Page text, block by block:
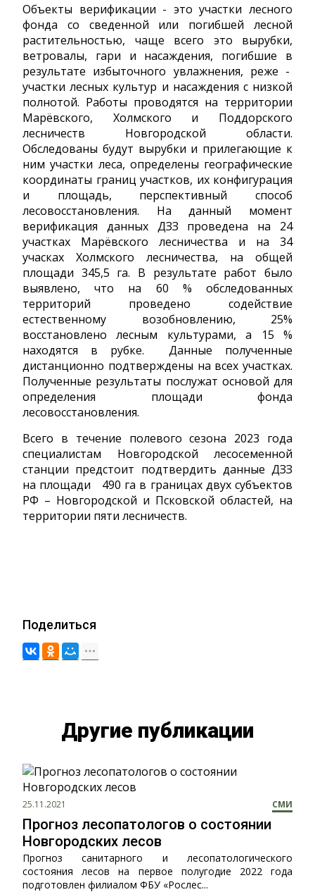
Объекты верификации - это участки лесного
фонда со сведенной или погибшей лесной
растительностью, чаще всего это вырубки,
ветровалы, гари и насаждения, погибшие в
результате избыточного увлажнения, реже -
участки лесных культур и насаждения с низкой
полнотой. Работы проводятся на территории
Марёвского, Холмского и Поддорского
лесничеств Новгородской области.
Обследованы будут вырубки и прилегающие к
ним участки леса, определены географические
координаты границ участков, их конфигурация
и площадь, перспективный способ
лесовосстановления. На данный момент
верификация данных ДЗЗ проведена на 24
участках Марёвского лесничества и на 34
учасках Холмского лесничества, на общей
площади 345,5 га. В результате работ было
выявлено, что на 60 % обследованных
территорий проведено содействие
естественному возобновлению, 25%
восстановлено лесным культурами, а 15 %
находятся в рубке. Данные полученные
дистанционно подтверждены на всех участках.
Полученные результаты послужат основой для
определения площади фонда
лесовосстановления.
Всего в течение полевого сезона 2023 года
специалистам Новгородской лесосеменной
станции предстоит подтвердить данные ДЗЗ
на площади 490 га в границах двух субъектов
РФ – Новгородской и Псковской областей, на
территории пяти лесничеств.
Поделиться
Другие публикации
25.11.2021 СМИ
Прогноз лесопатологов о состоянии
Новгородских лесов
Прогноз санитарного и лесопатологического
состояния лесов на первое полугодие 2022 года
подготовлен филиалом ФБУ «Рослес...